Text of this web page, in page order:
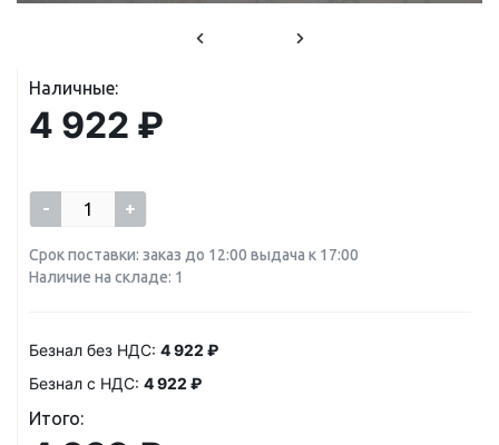
Наличные:
4 922 ₽
- +
Срок поставки: заказ до 12:00 выдача к 17:00
Наличие на складе: 1
Безнал без НДС: 4 922 ₽
Безнал с НДС: 4 922 ₽
Итого: